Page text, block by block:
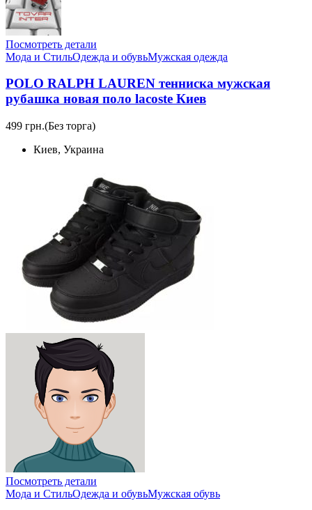
Посмотреть детали
Мода и СтильОдежда и обувьМужская одежда
POLO RALPH LAUREN тенниска мужская
рубашка новая поло lacoste Киев
499 грн.(Без торга)
Киев, Украина
Посмотреть детали
Мода и СтильОдежда и обувьМужская обувь